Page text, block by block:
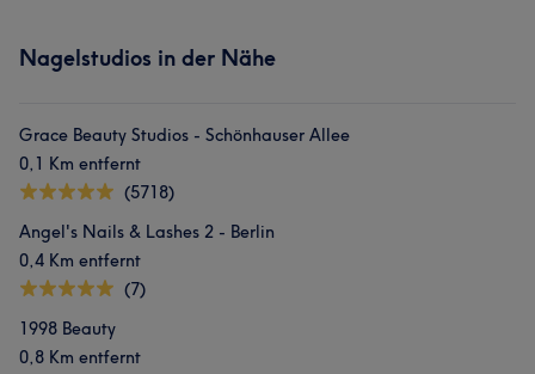
Nagelstudios in der Nähe
Grace Beauty Studios - Schönhauser Allee
0,1 Km entfernt
(5718)
Angel's Nails & Lashes 2 - Berlin
0,4 Km entfernt
(7)
1998 Beauty
0,8 Km entfernt